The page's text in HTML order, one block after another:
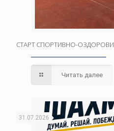
СТАРТ СПОРТИВНО-
Читать далее
31.07.2026